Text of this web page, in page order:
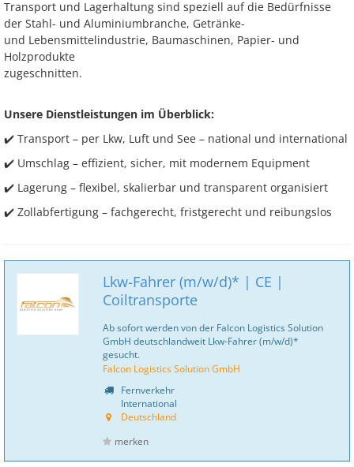
Transport und Lagerhaltung sind speziell auf die Bedürfnisse
der Stahl- und Aluminiumbranche, Getränke-
und Lebensmittelindustrie, Baumaschinen, Papier- und
Holzprodukte
zugeschnitten.
Unsere Dienstleistungen im Überblick:
✔️ Transport – per Lkw, Luft und See – national und international
✔️ Umschlag – effizient, sicher, mit modernem Equipment
✔️ Lagerung – flexibel, skalierbar und transparent organisiert
✔️ Zollabfertigung – fachgerecht, fristgerecht und reibungslos
Lkw-Fahrer (m/w/d)* | CE |
Coiltransporte
Ab sofort werden von der Falcon Logistics Solution
GmbH deutschlandweit Lkw-Fahrer (m/w/d)*
gesucht.
Falcon Logistics Solution GmbH
Fernverkehr
International
Deutschland
merken